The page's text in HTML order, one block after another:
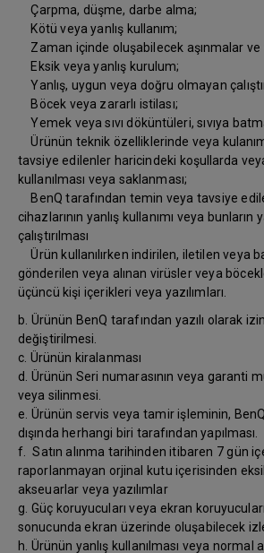
Çarpma, düşme, darbe alma;
Kötü veya yanlış kullanım;
Zaman içinde oluşabilecek aşınmalar ve
Eksik veya yanlış kurulum;
Yanlış, uygun veya doğru olmayan
Böcek veya zararlı istilası;
Yemek veya sıvı döküntüleri, sıvıya
Ürünün teknik özelliklerinde veya
tavsiye edilenler haricindeki koşullarda
kullanılması veya saklanması;
BenQ tarafından temin veya tavsiye
cihazlarının yanlış kullanımı veya bunların
çalıştırılması
Ürün kullanılırken indirilen, iletilen veya
gönderilen veya alınan virüsler veya
üçüncü kişi içerikleri veya yazılımları.
b. Ürünün BenQ tarafından yazılı olarak
değiştirilmesi.
c. Ürünün kiralanması
d. Ürünün Seri numarasının veya garanti
veya silinmesi.
e. Ürünün servis veya tamir işleminin,
dışında herhangi biri tarafından yapılması.
f. Satın alınma tarihinden itibaren 7 gün
raporlanmayan orjinal kutu içerisinden
akseuarlar veya yazılımlar
g. Güç koruyucuları veya ekran
sonucunda ekran üzerinde oluşabilecek
h. Ürünün yanlış kullanılması veya normal